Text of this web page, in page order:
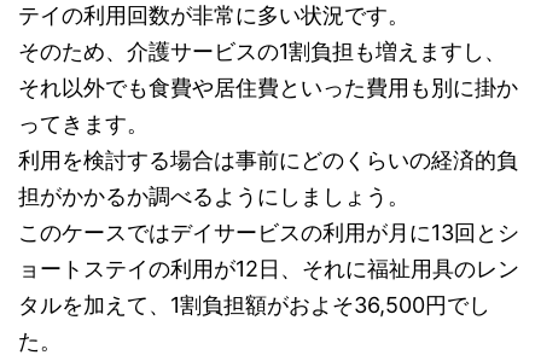
テイの利用回数が非常に多い状況です。
そのため、介護サービスの1割負担も増えますし、
それ以外でも食費や居住費といった費用も別に掛か
ってきます。
利用を検討する場合は事前にどのくらいの経済的負
担がかかるか調べるようにしましょう。
このケースではデイサービスの利用が月に13回とシ
ョートステイの利用が12日、それに福祉用具のレン
タルを加えて、1割負担額がおよそ36,500円でし
た。